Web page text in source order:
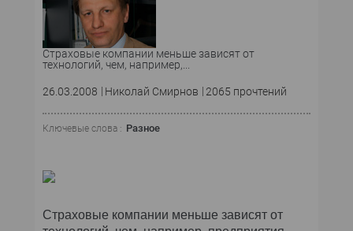
ТЕКУЩИЙ НОМЕР
Страховые компании меньше зависят от
технологий, чем, например,...
26.03.2008 Николай Смирнов 2065 прочтений
Ключевые слова : Разное
Страховые компании меньше зависят от